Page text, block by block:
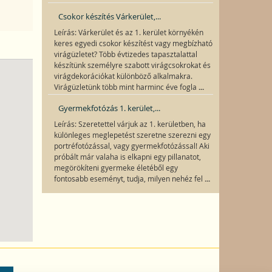
Csokor készítés Várkerület,...
Leírás: Várkerület és az 1. kerület környékén
keres egyedi csokor készítést vagy megbízható
virágüzletet? Több évtizedes tapasztalattal
készítünk személyre szabott virágcsokrokat és
virágdekorációkat különböző alkalmakra.
Virágüzletünk több mint harminc éve fogla ...
Gyermekfotózás 1. kerület,...
Leírás: Szeretettel várjuk az 1. kerületben, ha
különleges meglepetést szeretne szerezni egy
portréfotózással, vagy gyermekfotózással! Aki
próbált már valaha is elkapni egy pillanatot,
megörökíteni gyermeke életéből egy
fontosabb eseményt, tudja, milyen nehéz fel ...